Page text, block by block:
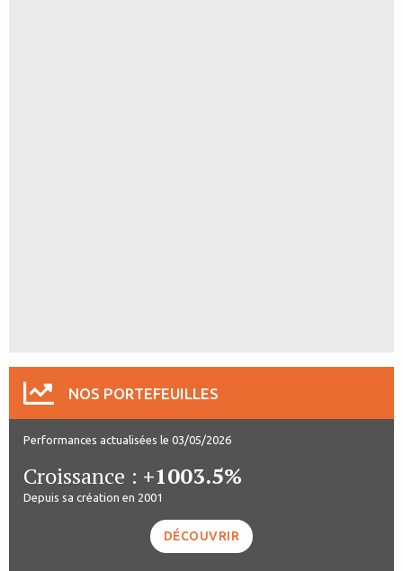
NOS PORTEFEUILLES
Performances actualisées le 03/05/2026
Croissance : +1003.5%
Depuis sa création en 2001
DÉCOUVRIR